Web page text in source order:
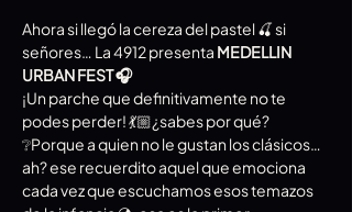
Ahora si llegó la cereza del pastel 🍒 si
señores… La 4912 presenta MEDELLIN
URBAN FEST 🎧
¡Un parche que definitivamente no te
podes perder! 💃🏼¿sabes por qué?
❔Porque a quien no le gustan los clásicos…
ah? ese recuerdito aquel que emociona
cada vez que escuchamos esos temazos